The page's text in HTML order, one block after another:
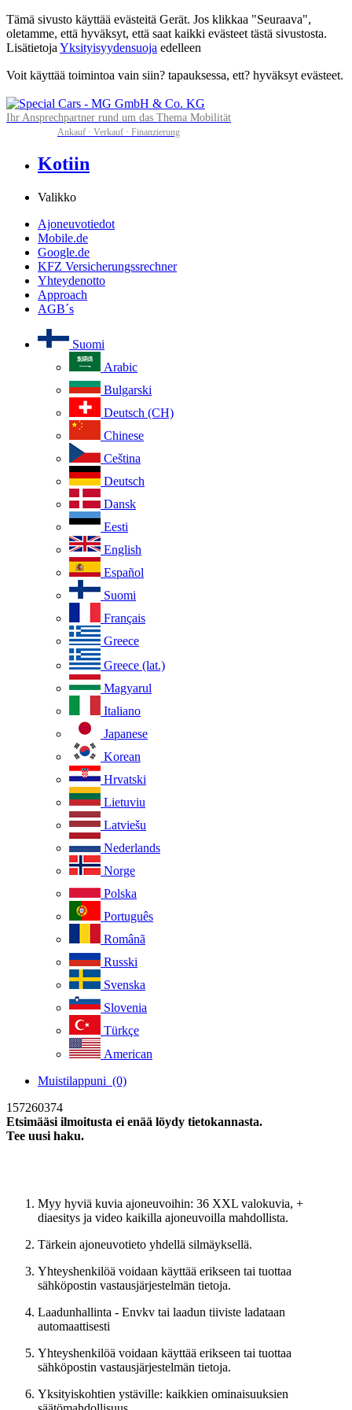
Tämä sivusto käyttää evästeitä Gerät. Jos klikkaa "Seuraava",
oletamme, että hyväksyt, että saat kaikki evästeet tästä sivustosta.
Lisätietoja Yksityisyydensuoja edelleen
Voit käyttää toimintoa vain siin? tapauksessa, ett? hyväksyt evästeet.
Ihr Ansprechpartner rund um das Thema Mobilität
Ankauf · Verkauf · Finanzierung
Kotiin
Valikko
Ajoneuvotiedot
Mobile.de
Google.de
KFZ Versicherungssrechner
Yhteydenotto
Approach
AGB´s
Suomi
Arabic
Bulgarski
Deutsch (CH)
Chinese
Ceština
Deutsch
Dansk
Eesti
English
Español
Suomi
Français
Greece
Greece (lat.)
Magyarul
Italiano
Japanese
Korean
Hrvatski
Lietuviu
Latviešu
Nederlands
Norge
Polska
Português
Românã
Russki
Svenska
Slovenia
Türkçe
American
Muistilappuni (0)
157260374
Etsimääsi ilmoitusta ei enää löydy tietokannasta.
Tee uusi haku.
Myy hyviä kuvia ajoneuvoihin: 36 XXL valokuvia, +
diaesitys ja video kaikilla ajoneuvoilla mahdollista.
Tärkein ajoneuvotieto yhdellä silmäyksellä.
Yhteyshenkilöä voidaan käyttää erikseen tai tuottaa
sähköpostin vastausjärjestelmän tietoja.
Laadunhallinta - Envkv tai laadun tiiviste ladataan
automaattisesti
Yhteyshenkilöä voidaan käyttää erikseen tai tuottaa
sähköpostin vastausjärjestelmän tietoja.
Yksityiskohtien ystäville: kaikkien ominaisuuksien